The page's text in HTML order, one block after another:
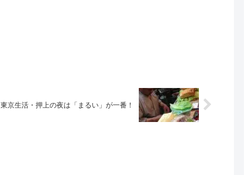
東京生活・押上の夜は「まるい」が一番！